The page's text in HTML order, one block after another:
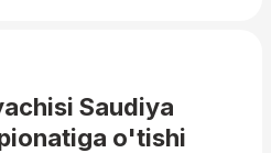
Saudiya
o'tishi